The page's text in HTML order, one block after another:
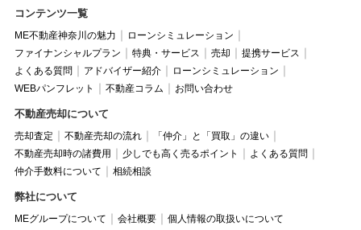
コンテンツ一覧
ME不動産神奈川の魅力
ローンシミュレーション
ファイナンシャルプラン
特典・サービス 売却
提携サービス
よくある質問
アドバイザー紹介
ローンシミュレーション
WEBパンフレット
不動産コラム お問い合わせ
不動産売却について
売却査定 不動産売却の流れ
「仲介」と「買取」の違い
不動産売却時の諸費用
少しでも高く売るポイント
よくある質問
仲介手数料について
相続相談
弊社について
MEグループについて 会社概要 個人情報の取扱いについて